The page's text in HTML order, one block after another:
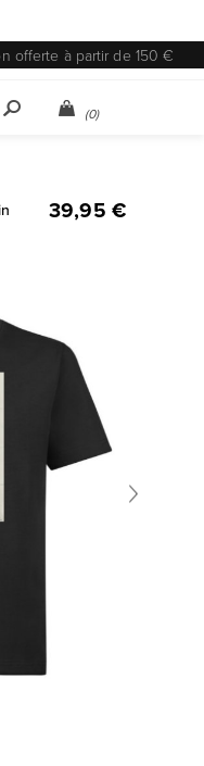
offerte à partir de 150 €
(0)
39,95 €